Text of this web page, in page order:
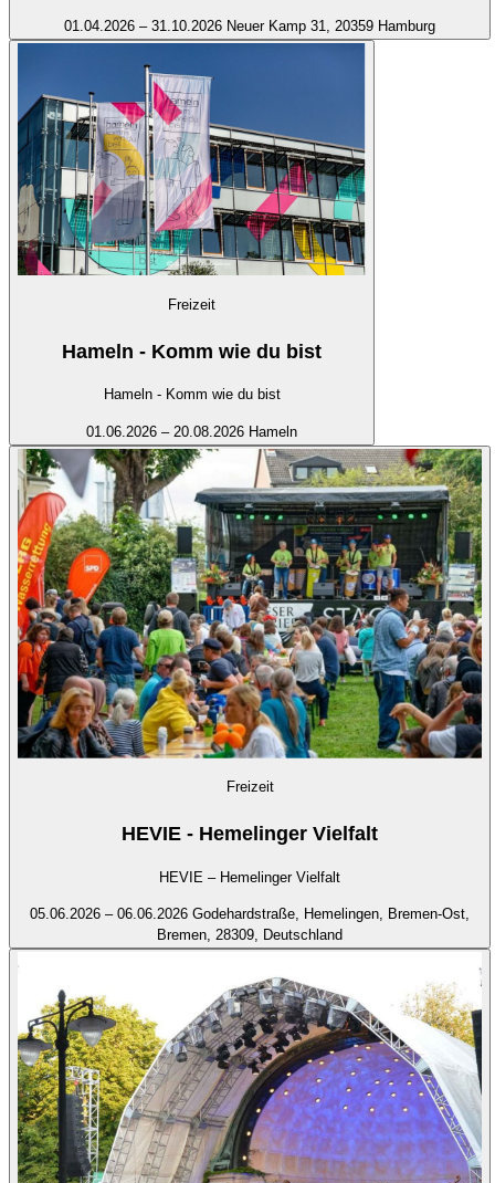
01.04.2026 – 31.10.2026 Neuer Kamp 31, 20359 Hamburg
Freizeit
Hameln - Komm wie du bist
Hameln - Komm wie du bist
01.06.2026 – 20.08.2026 Hameln
Freizeit
HEVIE - Hemelinger Vielfalt
HEVIE – Hemelinger Vielfalt
05.06.2026 – 06.06.2026 Godehardstraße, Hemelingen, Bremen-Ost,
Bremen, 28309, Deutschland